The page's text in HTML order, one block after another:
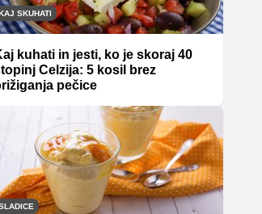
SKUHATI
kuhati in jesti, ko je skoraj 40
Celzija: 5 kosil brez
pečice